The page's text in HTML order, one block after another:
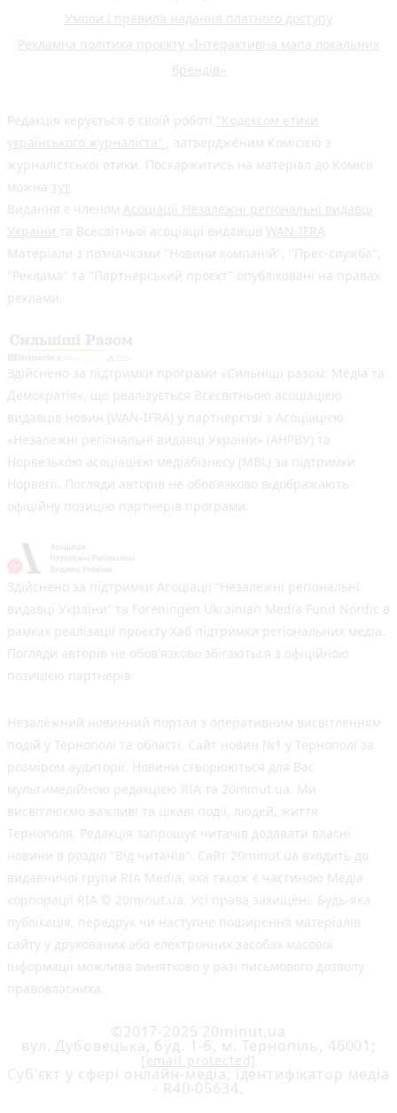
Умови і правила надання платного доступу
Рекламна політика проєкту «Інтерактивна мапа локальних
брендів»
Редакція керується в своїй роботі "Кодексом етики
українського журналіста"
, затвердженим Комісією з
журналістської етики. Поскаржитись на матеріал до Комісії
можна тут
Видання є членом Асоціації Незалежні регіональні видавці
України та Всесвітньої асоціації видавців WAN-IFRA
Матеріали з позначками "Новини компаній", "Прес-служба",
"Реклама" та "Партнерський проєкт" опубліковані на правах
реклами.
Здійснено за підтримки програми «Сильніші разом: Медіа та
Демократія», що реалізується Всесвітньою асоціацією
видавців новин (WAN-IFRA) у партнерстві з Асоціацією
«Незалежні регіональні видавці України» (АНРВУ) та
Норвезькою асоціацією медіабізнесу (MBL) за підтримки
Норвегії. Погляди авторів не обов’язково відображають
офіційну позицію партнерів програми.
Здійснено за підтримки Асоціації “Незалежні регіональні
видавці України” та Foreningen Ukrainian Media Fund Nordic в
рамках реалізації проєкту Хаб підтримки регіональних медіа.
Погляди авторів не обов'язково збігаються з офіційною
позицією партнерів
Незалежний новинний портал з оперативним висвітленням
подій у Тернополі та області. Сайт новин №1 у Тернополі за
розміром аудиторії. Новини створюються для Вас
мультимедійною редакцією RIA та 20minut.ua. Ми
висвітлюємо важливі та цікаві події, людей, життя
Тернополя. Редакція запрошує читачів додавати власні
новини в розділ "Від читачів". Сайт 20minut.ua входить до
видавничої групи RIA Media, яка також є частиною Медіа
корпорації RIA © 20minut.ua. Усі права захищені. Будь-яка
публiкацiя, передрук чи наступне поширення матеріалів
сайту у друкованих або електронних засобах масової
інформації можлива винятково у разі письмового дозволу
правовласника.
©2017-2025 20minut.ua
вул. Дубовецька, буд. 1-б, м. Тернопіль, 46001;
[email protected]
Cуб'єкт у сфері онлайн-медіа; ідентифікатор медіа
- R40-05634.